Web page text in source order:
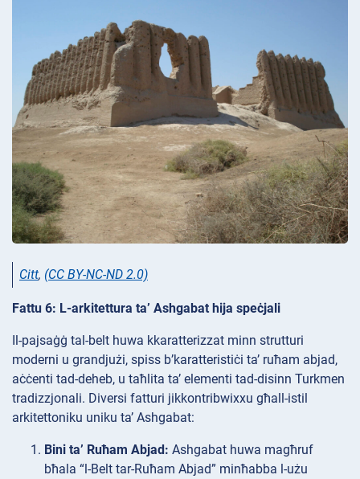
Citt, (CC BY-NC-ND 2.0)
Fattu 6: L-arkitettura ta’ Ashgabat hija speċjali
Il-pajsaġġ tal-belt huwa kkaratterizzat minn strutturi
moderni u grandjużi, spiss b’karatteristiċi ta’ ruħam abjad,
aċċenti tad-deheb, u taħlita ta’ elementi tad-disinn Turkmen
tradizzjonali. Diversi fatturi jikkontribwixxu għall-istil
arkitettoniku uniku ta’ Ashgabat:
Bini ta’ Ruħam Abjad: Ashgabat huwa magħruf
bħala “l-Belt tar-Ruħam Abjad” minħabba l-użu